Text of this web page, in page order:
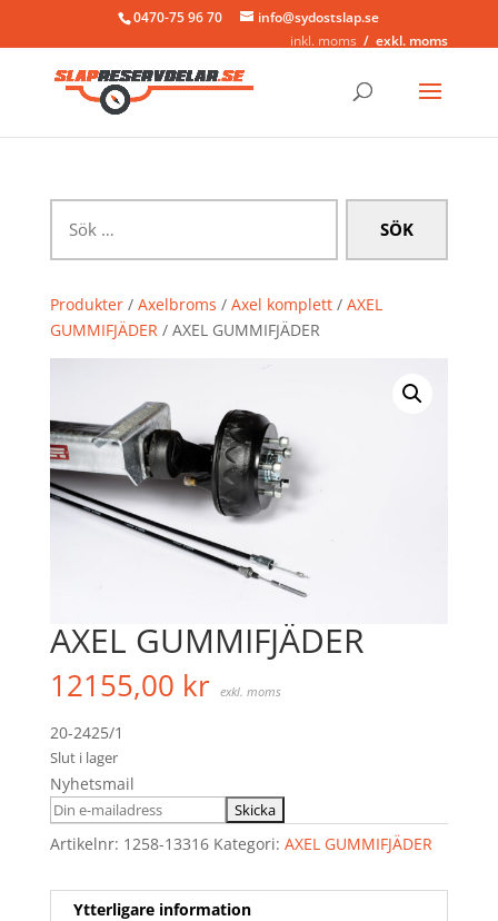
0470-75 96 70
info@sydostslap.se
inkl. moms
exkl. moms
efter:
Produkter/ Axelbroms / Axel komplett/ AXEL
GUMMIFJÄDER/ AXEL GUMMIFJÄDER
AXEL GUMMIFJÄDER
12155,00 kr exkl. moms
20-2425/1
Slut i lager
Nyhetsmail
Artikelnr: 1258-13316 Kategori: AXEL GUMMIFJÄDER
Ytterligare information